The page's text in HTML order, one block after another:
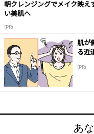
朝クレンジングでメイク映え
い美肌へ
(PR)
肌が
る近
(PR)
あ